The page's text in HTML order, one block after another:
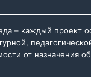
– каждый проект
от назначения